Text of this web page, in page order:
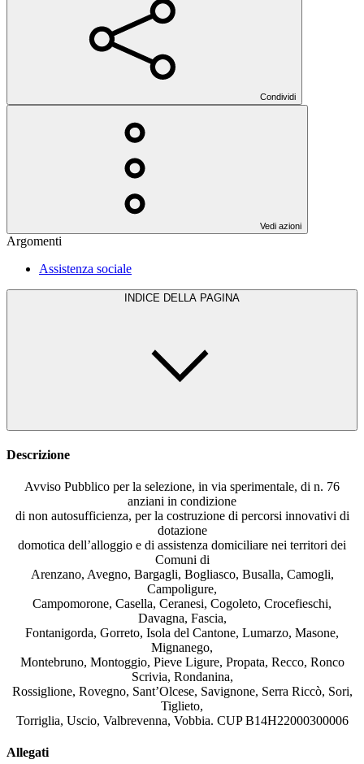
Condividi
Vedi azioni
Argomenti
Assistenza sociale
INDICE DELLA PAGINA
Descrizione
Avviso Pubblico per la selezione, in via sperimentale, di n. 76
anziani in condizione
di non autosufficienza, per la costruzione di percorsi innovativi di
dotazione
domotica dell’alloggio e di assistenza domiciliare nei territori dei
Comuni di
Arenzano, Avegno, Bargagli, Bogliasco, Busalla, Camogli,
Campoligure,
Campomorone, Casella, Ceranesi, Cogoleto, Crocefieschi,
Davagna, Fascia,
Fontanigorda, Gorreto, Isola del Cantone, Lumarzo, Masone,
Mignanego,
Montebruno, Montoggio, Pieve Ligure, Propata, Recco, Ronco
Scrivia, Rondanina,
Rossiglione, Rovegno, Sant’Olcese, Savignone, Serra Riccò, Sori,
Tiglieto,
Torriglia, Uscio, Valbrevenna, Vobbia. CUP B14H22000300006
Allegati